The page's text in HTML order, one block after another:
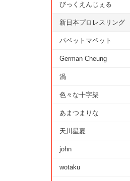
びっくえんじぇる
新日本プロレスリング
パペットマペット
German Cheung
渦
色々な十字架
あまつまりな
天川星夏
john
wotaku